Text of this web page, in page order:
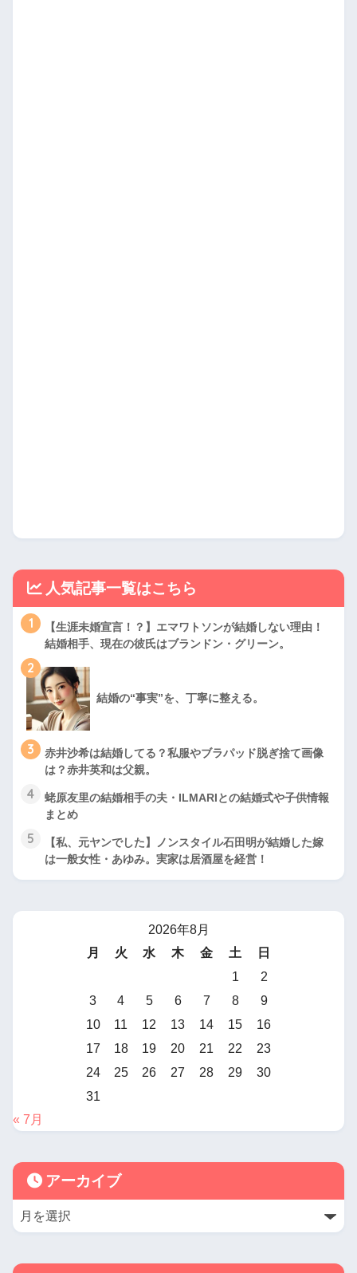
人気記事一覧はこちら
1
【生涯未婚宣言！？】エマワトソンが結婚しない理由！
結婚相手、現在の彼氏はブランドン・グリーン。
2
結婚の“事実”を、丁寧に整える。
3
赤井沙希は結婚してる？私服やブラパッド脱ぎ捨て画像
は？赤井英和は父親。
4
蛯原友里の結婚相手の夫・ILMARIとの結婚式や子供情報
まとめ
5
【私、元ヤンでした】ノンスタイル石田明が結婚した嫁
は一般女性・あゆみ。実家は居酒屋を経営！
2026年8月
月
火 水 木 金 土
日
1
2
3
4 5 6 7 8
9
10
11 12 13 14 15
16
17
18 19 20 21 22
23
24
25 26 27 28 29
30
31
« 7月
アーカイブ